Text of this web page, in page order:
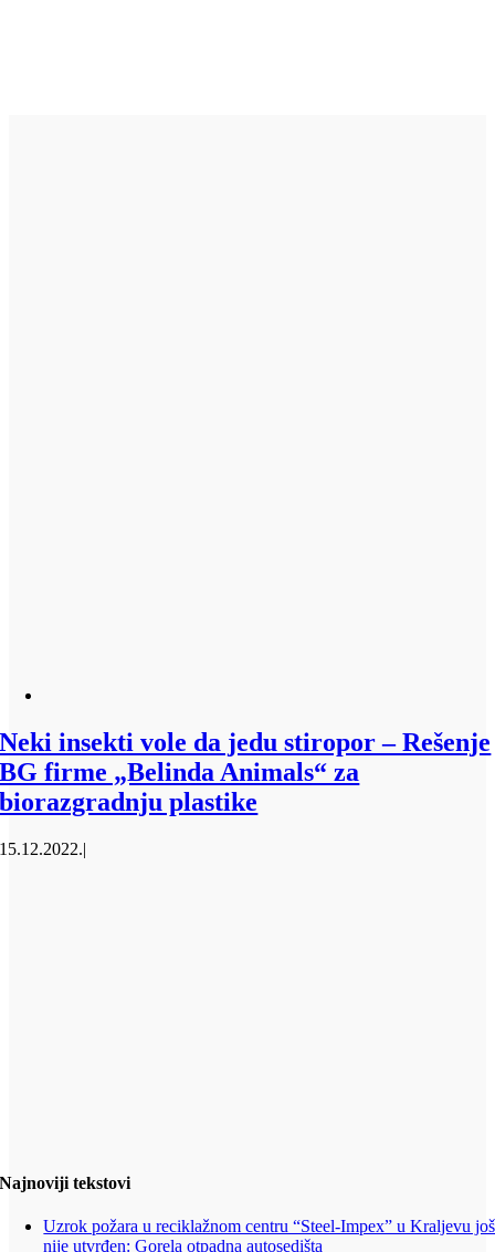
Neki insekti vole da jedu stiropor – Rešenje
BG firme „Belinda Animals“ za
biorazgradnju plastike
15.12.2022.|
Najnoviji tekstovi
Uzrok požara u reciklažnom centru “Steel-Impex” u Kraljevu još
nije utvrđen: Gorela otpadna autosedišta